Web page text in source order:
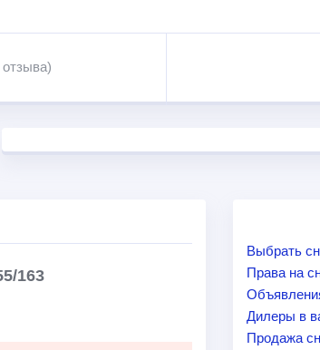
163
Выбрать
Права на
Дилеры в
Продажа